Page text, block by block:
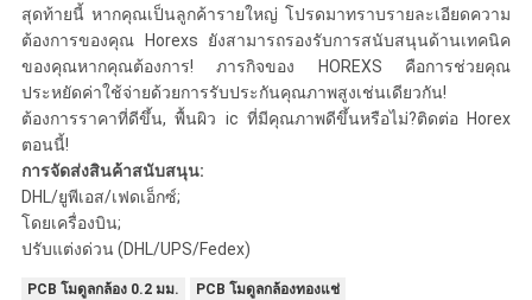
สุดท้ายนี้ หากคุณเป็นลูกค้ารายใหญ่ โปรดมาทราบรายละเอียดความ
ต้องการของคุณ Horexs ยังสามารถรองรับการสนับสนุนด้านเทคนิค
ของคุณหากคุณต้องการ! ภารกิจของ HOREXS คือการช่วยคุณ
ประหยัดค่าใช้จ่ายด้วยการรับประกันคุณภาพสูงเช่นเดียวกัน!
ต้องการราคาที่ดีขึ้น, พื้นผิว ic ที่มีคุณภาพดีขึ้นหรือไม่?ติดต่อ Horex
ตอนนี้!
การจัดส่งสินค้าสนับสนุน:
DHL/ยูพีเอส/เฟดเอ็กซ์;
โดยเครื่องบิน;
ปรับแต่งด่วน (DHL/UPS/Fedex)
PCB โมดูลกล้อง 0.2 มม.
PCB โมดูลกล้องทองแช่